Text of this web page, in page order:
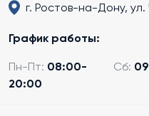
г. Ростов-на-Дону,
График работы:
Пн-Пт: 08:00-
20:00
Сб: